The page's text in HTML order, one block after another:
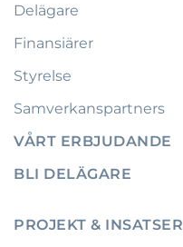
Delägare
Finansiärer
Styrelse
Samverkanspartners
VÅRT ERBJUDANDE
BLI DELÄGARE
PROJEKT & INSATSER